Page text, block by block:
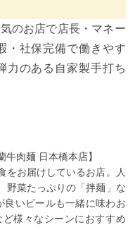
のお店で店長・マネー
・社保完備で働きやす
のある自家製手打ち
肉麺 日本橋本店】
をお届けしているお店。人
野菜たっぷりの「拌麺」な
良いビールも一緒に味わお
様々なシーンにおすすめ